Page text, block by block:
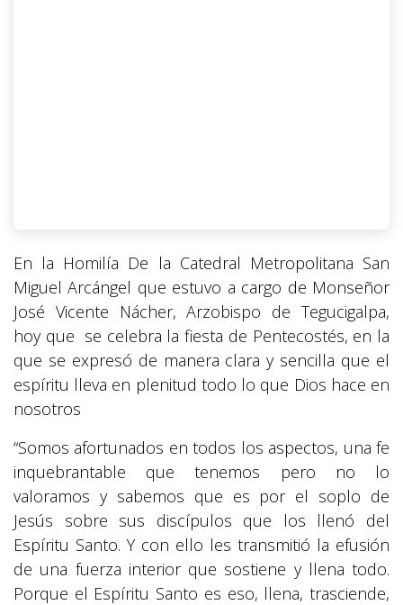
En la Homilía De la Catedral Metropolitana San
Miguel Arcángel que estuvo a cargo de Monseñor
José Vicente Nácher, Arzobispo de Tegucigalpa,
hoy que se celebra la fiesta de Pentecostés, en la
que se expresó de manera clara y sencilla que el
espíritu lleva en plenitud todo lo que Dios hace en
nosotros
“Somos afortunados en todos los aspectos, una fe
inquebrantable que tenemos pero no lo
valoramos y sabemos que es por el soplo de
Jesús sobre sus discípulos que los llenó del
Espíritu Santo. Y con ello les transmitió la efusión
de una fuerza interior que sostiene y llena todo.
Porque el Espíritu Santo es eso, llena, trasciende,